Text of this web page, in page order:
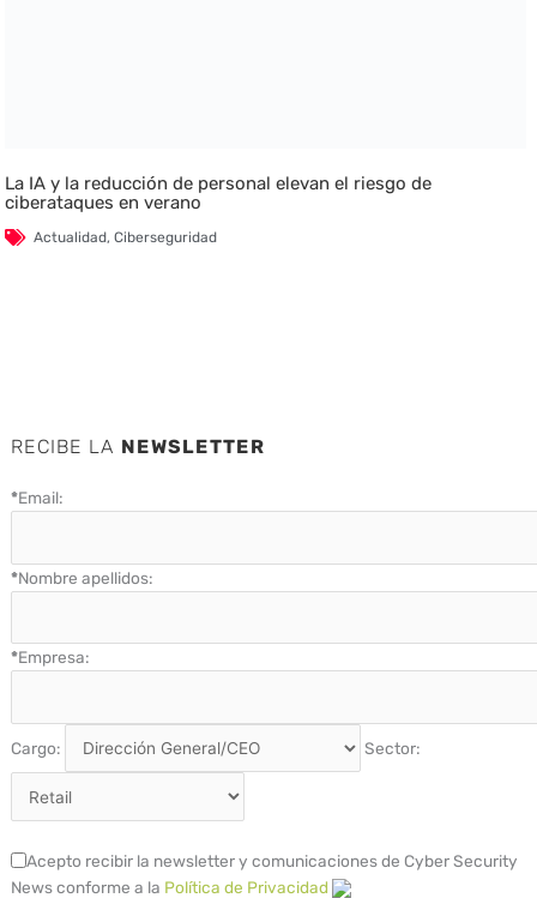
La IA y la reducción de personal elevan el riesgo de
ciberataques en verano
Actualidad,Ciberseguridad
RECIBE LA NEWSLETTER
*Email:
*Nombre apellidos:
*Empresa:
Cargo: Sector:
Acepto recibir la newsletter y comunicaciones de Cyber Security
News conforme a la Política de Privacidad